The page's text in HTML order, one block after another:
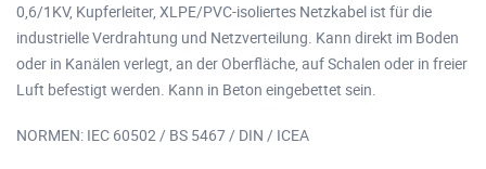
0,6/1KV, Kupferleiter, XLPE/PVC-isoliertes Netzkabel ist für die
industrielle Verdrahtung und Netzverteilung. Kann direkt im Boden
oder in Kanälen verlegt, an der Oberfläche, auf Schalen oder in freier
Luft befestigt werden. Kann in Beton eingebettet sein.
NORMEN: IEC 60502 / BS 5467 / DIN / ICEA